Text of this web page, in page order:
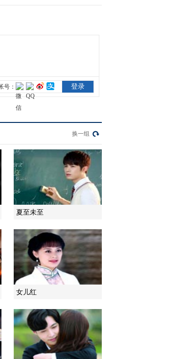
彩看点
《爱情公寓4》 第24集 精
2014-01-28 22:33:10
[影视同期声]《爱情公寓
4》网络热播 众主演坦言
拍吻戏很紧张
2014-03-06 18:07:14
[共度晨光]精彩早知道：
《爱情公寓4》今天19:30
欢乐来袭 20140711
2014-07-11 09:38:00
【娱乐新发现】何炅《爱
情公寓4》客串包租公 为
告
2014-06-16 10:42:40
[午间新闻-广东]都市爆笑
喜剧《爱情公寓4》今晚
起广东卫视播出
换一组
夏至未至
女儿红